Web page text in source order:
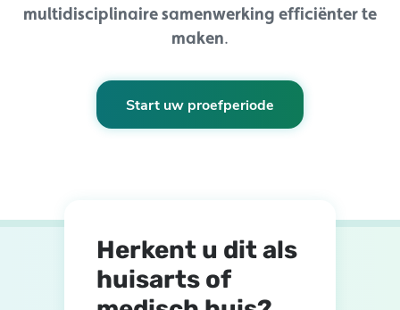
multidisciplinaire samenwerking efficiënter te
maken.
Start uw proefperiode
Herkent u dit als
huisarts of